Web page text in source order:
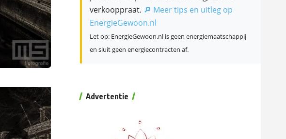
verkooppraat. 🔎 Meer tips en uitleg op
EnergieGewoon.nl
Let op: EnergieGewoon.nl is geen energiemaatschappij
en sluit geen energiecontracten af.
Advertentie